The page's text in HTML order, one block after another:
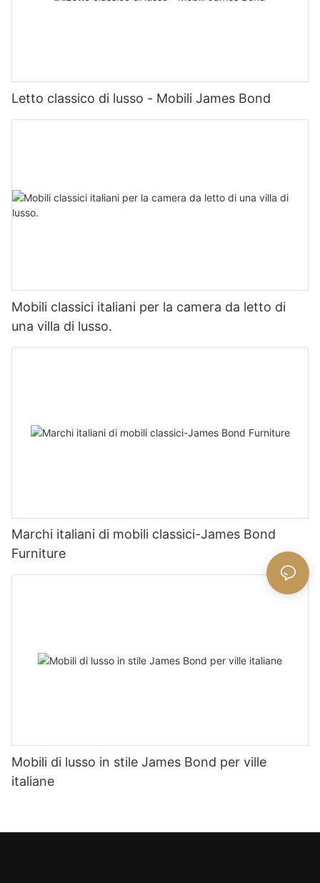
Letto classico di lusso - Mobili James Bond
Mobili classici italiani per la camera da letto di
una villa di lusso.
Marchi italiani di mobili classici-James Bond
Furniture
Mobili di lusso in stile James Bond per ville
italiane